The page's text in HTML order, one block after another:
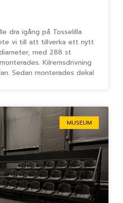
dra igång på Tosselilla
vi till att tillverka ett nytt
med 288 st
Kilremsdrivning
Sedan monterades dekal
MUSEUM